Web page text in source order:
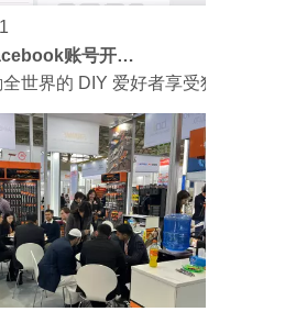
刀
世界的 DIY 爱好者享受独立承担